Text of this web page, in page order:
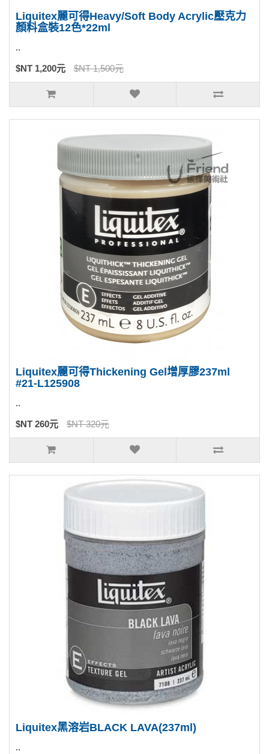
Liquitex麗可得Heavy/Soft Body Acrylic壓克力
顏料盒裝12色*22ml
..
$NT 1,200元 $NT 1,500元
Liquitex麗可得Thickening Gel增厚膠237ml
#21-L125908
..
$NT 260元 $NT 320元
Liquitex黑溶岩BLACK LAVA(237ml)
..